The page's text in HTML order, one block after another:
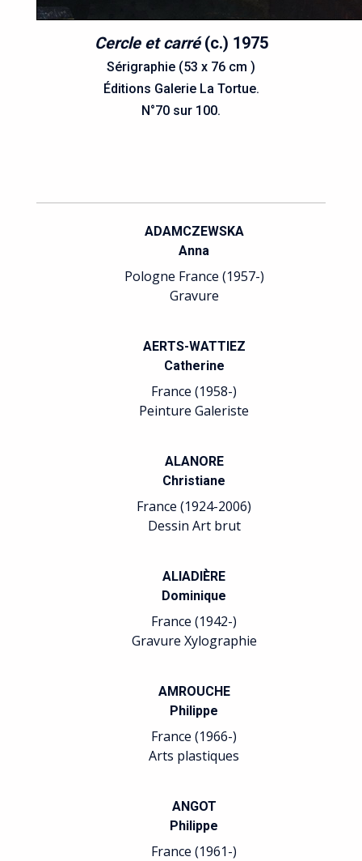
Cercle et carré(c.) 1975
Sérigraphie (53 x 76 cm )
Éditions Galerie La Tortue.
N°70 sur 100.
ADAMCZEWSKA
Anna
Pologne France (1957-)
Gravure
AERTS-WATTIEZ
Catherine
France (1958-)
Peinture Galeriste
ALANORE
Christiane
France (1924-2006)
Dessin Art brut
ALIADIÈRE
Dominique
France (1942-)
Gravure Xylographie
AMROUCHE
Philippe
France (1966-)
Arts plastiques
ANGOT
Philippe
France (1961-)